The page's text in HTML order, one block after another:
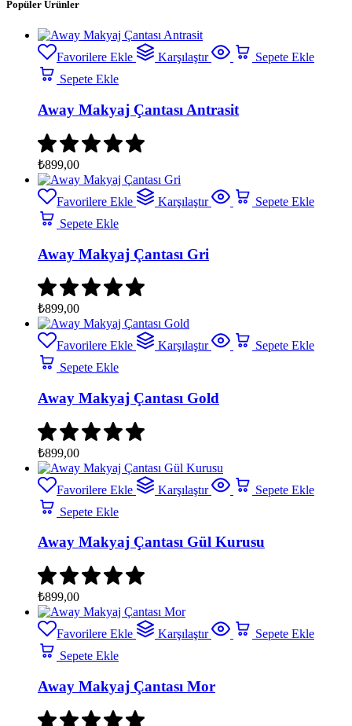
Popüler Ürünler
Favorilere Ekle Karşılaştır
Sepete Ekle
Sepete Ekle
Away Makyaj Çantası Antrasit
₺899,00
Favorilere Ekle Karşılaştır
Sepete Ekle
Sepete Ekle
Away Makyaj Çantası Gri
₺899,00
Favorilere Ekle Karşılaştır
Sepete Ekle
Sepete Ekle
Away Makyaj Çantası Gold
₺899,00
Favorilere Ekle Karşılaştır
Sepete Ekle
Sepete Ekle
Away Makyaj Çantası Gül Kurusu
₺899,00
Favorilere Ekle Karşılaştır
Sepete Ekle
Sepete Ekle
Away Makyaj Çantası Mor